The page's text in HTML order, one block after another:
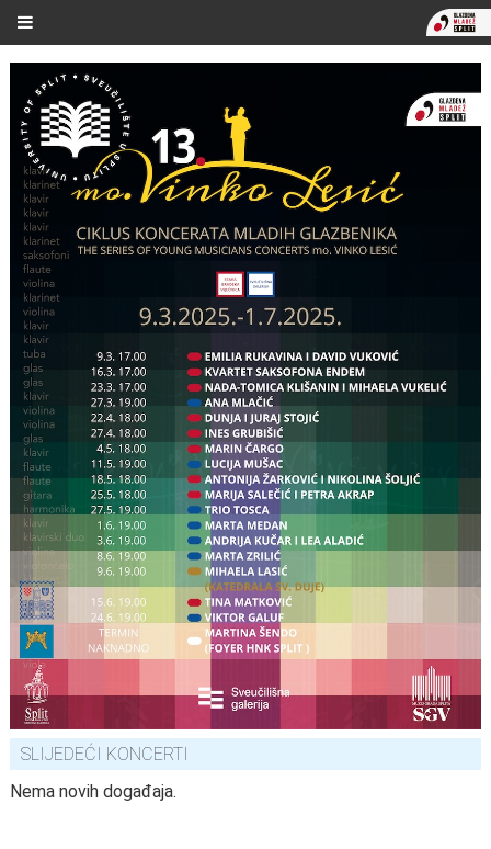
SLIJEDEĆI KONCERTI
Nema novih događaja.